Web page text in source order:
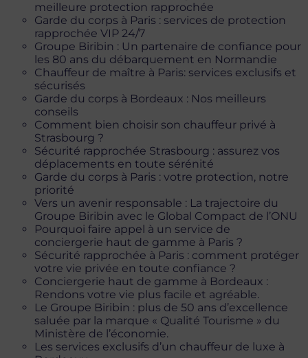
meilleure protection rapprochée
Garde du corps à Paris : services de protection
rapprochée VIP 24/7
Groupe Biribin : Un partenaire de confiance pour
les 80 ans du débarquement en Normandie
Chauffeur de maître à Paris: services exclusifs et
sécurisés
Garde du corps à Bordeaux : Nos meilleurs
conseils
Comment bien choisir son chauffeur privé à
Strasbourg ?
Sécurité rapprochée Strasbourg : assurez vos
déplacements en toute sérénité
Garde du corps à Paris : votre protection, notre
priorité
Vers un avenir responsable : La trajectoire du
Groupe Biribin avec le Global Compact de l’ONU
Pourquoi faire appel à un service de
conciergerie haut de gamme à Paris ?
Sécurité rapprochée à Paris : comment protéger
votre vie privée en toute confiance ?
Conciergerie haut de gamme à Bordeaux :
Rendons votre vie plus facile et agréable.
Le Groupe Biribin : plus de 50 ans d’excellence
saluée par la marque « Qualité Tourisme » du
Ministère de l’économie.
Les services exclusifs d’un chauffeur de luxe à